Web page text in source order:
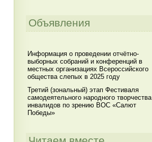
Объявления
Информация о проведении отчётно-
выборных собраний и конференций в
местных организациях Всероссийского
общества слепых в 2025 году
Третий (зональный) этап Фестиваля
самодеятельного народного творчества
инвалидов по зрению ВОС «Салют
Победы»